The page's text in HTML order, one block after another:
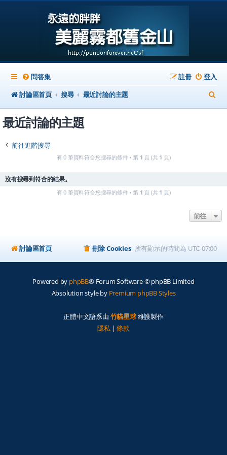
問答集 登入
註冊
討論區首頁
搜尋 最近討論的主題
尋
最近討論的主題
前往進階搜尋
有 0 筆資料符合您搜尋的條件 • 第 1 頁 (共 1 頁)
沒有搜尋到符合的結果。
有 0 筆資料符合您搜尋的條件 • 第 1 頁 (共 1 頁)
前往
討論區首頁 所有顯示的時間為 UTC-07:00
刪除 Cookies
Powered by phpBB® Forum Software © phpBB Limited
Absolution style by Premium phpBB Styles
正體中文語系由 竹貓星球維護製作
隱私 |條款